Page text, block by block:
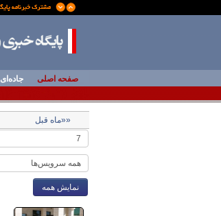
صفحه اصلی جاده‌ای
««ماه قبل
نمایش همه